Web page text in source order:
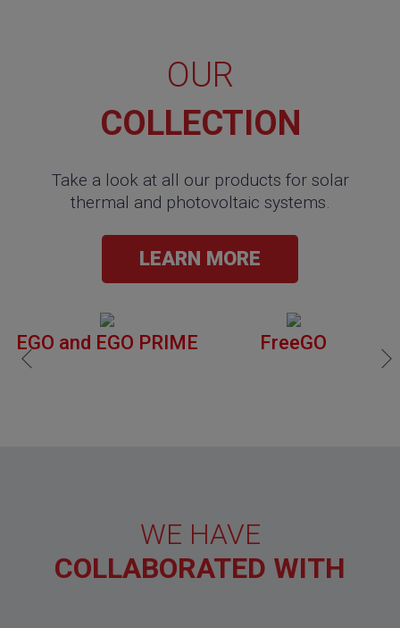
OUR
COLLECTION
Take a look at all our products for solar
thermal and photovoltaic systems.
LEARN MORE
EGO and EGO PRIME FreeGO
WE HAVE
COLLABORATED WITH